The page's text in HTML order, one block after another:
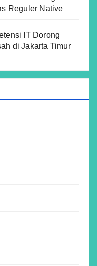
Reguler Native
IT Dorong
di Jakarta Timur